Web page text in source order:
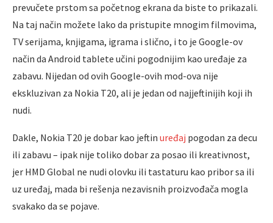
prevučete prstom sa početnog ekrana da biste to prikazali.
Na taj način možete lako da pristupite mnogim filmovima,
TV serijama, knjigama, igrama i slično, i to je Google-ov
način da Android tablete učini pogodnijim kao uređaje za
zabavu. Nijedan od ovih Google-ovih mod-ova nije
ekskluzivan za Nokia T20, ali je jedan od najjeftinijih koji ih
nudi.
Dakle, Nokia T20 je dobar kao jeftin uređaj pogodan za decu
ili zabavu – ipak nije toliko dobar za posao ili kreativnost,
jer HMD Global ne nudi olovku ili tastaturu kao pribor sa ili
uz uređaj, mada bi rešenja nezavisnih proizvođača mogla
svakako da se pojave.